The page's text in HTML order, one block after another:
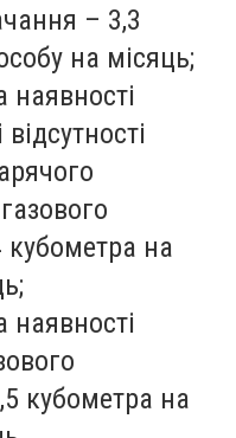
– 3,3
на місяць;
наявності
кубометра на
наявності
кубометра на